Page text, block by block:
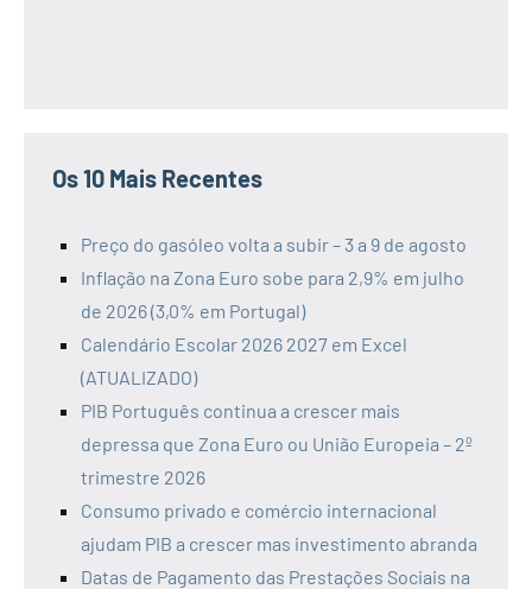
Os 10 Mais Recentes
Preço do gasóleo volta a subir – 3 a 9 de agosto
Inflação na Zona Euro sobe para 2,9% em julho
de 2026 (3,0% em Portugal)
Calendário Escolar 2026 2027 em Excel
(ATUALIZADO)
PIB Português continua a crescer mais
depressa que Zona Euro ou União Europeia – 2º
trimestre 2026
Consumo privado e comércio internacional
ajudam PIB a crescer mas investimento abranda
Datas de Pagamento das Prestações Sociais na